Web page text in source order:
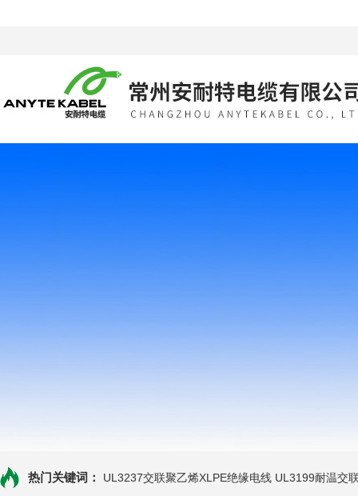
热门关键词： UL3237交联聚乙烯XLPE绝缘电线 UL3199耐温交